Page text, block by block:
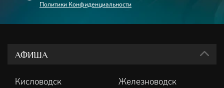
Политики Конфиденциальности
АФИША
Кисловодск
Железноводск